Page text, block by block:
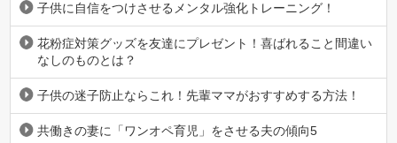
子供に自信をつけさせるメンタル強化トレーニング！
花粉症対策グッズを友達にプレゼント！喜ばれること間違い
なしのものとは？
子供の迷子防止ならこれ！先輩ママがおすすめする方法！
共働きの妻に「ワンオペ育児」をさせる夫の傾向5